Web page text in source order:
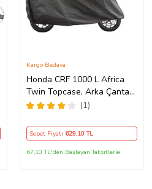
Honda CRF 1000 L Africa
Twin Topcase, Arka Çanta
Uyumlu Motosiklet Branda,
(1)
Kargo Bedava
Sepet Fiyatı 629,10 TL
67,10 TL'den Başlayan Taksitlerle